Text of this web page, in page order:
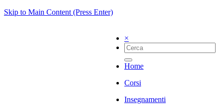
Skip to Main Content (Press Enter)
×
Home
Corsi
Insegnamenti